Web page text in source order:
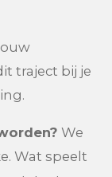
traject bij je
We
Wat speelt